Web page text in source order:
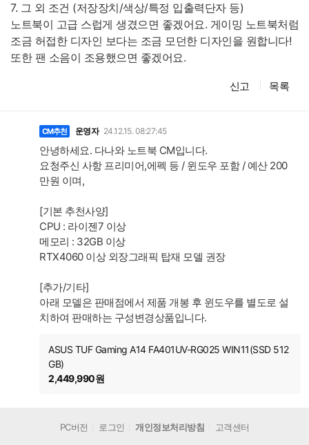
7. 그 외 조건 (저장장치/색상/특정 입출력단자 등)
노트북이 고급 스럽게 생겼으면 좋겠어요. 게이밍 노트북처럼
조금 허접한 디자인 보다는 조금 모던한 디자인을 원합니다!
또한 팬 소음이 조용했으면 좋겠어요.
신고 목록
CM추천 운영자 24.12.15. 08:27:45
안녕하세요. 다나와 노트북 CM입니다.
요청주신 사항 프리미어,에펙 등 / 윈도우 포함 / 예산 200
만원 이며,
[기본 추천사양]
CPU : 라이젠7 이상
메모리 : 32GB 이상
RTX4060 이상 외장그래픽 탑재 모델 권장
[추가/기타]
아래 모델은 판매점에서 제품 개봉 후 윈도우를 별도로 설
치하여 판매하는 구성변경상품입니다.
ASUS TUF Gaming A14 FA401UV-RG025 WIN11(SSD 512
GB)
2,449,990원
PC버전 로그인 개인정보처리방침 고객센터